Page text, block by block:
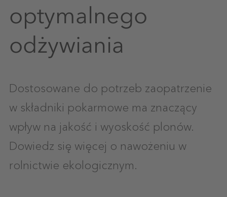
optymalnego
odżywiania
Dostosowane do potrzeb zaopatrzenie
w składniki pokarmowe ma znaczący
wpływ na jakość i wyoskość plonów.
Dowiedz się więcej o nawożeniu w
rolnictwie ekologicznym.